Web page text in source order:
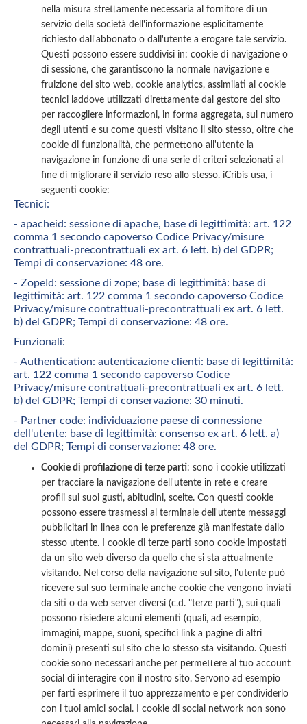
nella misura strettamente necessaria al fornitore di un
servizio della società dell'informazione esplicitamente
richiesto dall'abbonato o dall'utente a erogare tale servizio.
Questi possono essere suddivisi in: cookie di navigazione o
di sessione, che garantiscono la normale navigazione e
fruizione del sito web, cookie analytics, assimilati ai cookie
tecnici laddove utilizzati direttamente dal gestore del sito
per raccogliere informazioni, in forma aggregata, sul numero
degli utenti e su come questi visitano il sito stesso, oltre che
cookie di funzionalità, che permettono all'utente la
navigazione in funzione di una serie di criteri selezionati al
fine di migliorare il servizio reso allo stesso. iCribis usa, i
seguenti cookie:
Tecnici:
- apacheid: sessione di apache, base di legittimità: art. 122
comma 1 secondo capoverso Codice Privacy/misure
contrattuali-precontrattuali ex art. 6 lett. b) del GDPR;
Tempi di conservazione: 48 ore.
- ZopeId: sessione di zope; base di legittimità: base di
legittimità: art. 122 comma 1 secondo capoverso Codice
Privacy/misure contrattuali-precontrattuali ex art. 6 lett.
b) del GDPR; Tempi di conservazione: 48 ore.
Funzionali:
- Authentication: autenticazione clienti: base di legittimità:
art. 122 comma 1 secondo capoverso Codice
Privacy/misure contrattuali-precontrattuali ex art. 6 lett.
b) del GDPR; Tempi di conservazione: 30 minuti.
- Partner code: individuazione paese di connessione
dell'utente: base di legittimità: consenso ex art. 6 lett. a)
del GDPR; Tempi di conservazione: 48 ore.
Cookie di profilazione di terze parti: sono i cookie utilizzati
per tracciare la navigazione dell'utente in rete e creare
profili sui suoi gusti, abitudini, scelte. Con questi cookie
possono essere trasmessi al terminale dell'utente messaggi
pubblicitari in linea con le preferenze già manifestate dallo
stesso utente. I cookie di terze parti sono cookie impostati
da un sito web diverso da quello che si sta attualmente
visitando. Nel corso della navigazione sul sito, l'utente può
ricevere sul suo terminale anche cookie che vengono inviati
da siti o da web server diversi (c.d. "terze parti"), sui quali
possono risiedere alcuni elementi (quali, ad esempio,
immagini, mappe, suoni, specifici link a pagine di altri
domini) presenti sul sito che lo stesso sta visitando. Questi
cookie sono necessari anche per permettere al tuo account
social di interagire con il nostro sito. Servono ad esempio
per farti esprimere il tuo apprezzamento e per condividerlo
con i tuoi amici social. I cookie di social network non sono